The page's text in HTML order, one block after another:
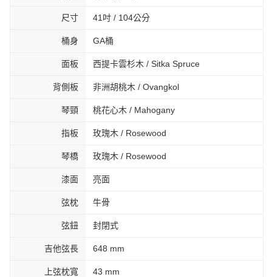
尺寸 41吋 / 104公分
桶身 GA桶
面板 西提卡雲杉木 / Sitka Spruce
背側板 非洲胡桃木 / Ovangkol
琴頸 桃花心木 / Mahogany
指板 玫瑰木 / Rosewood
琴橋 玫瑰木 / Rosewood
漆面 亮面
弦枕 牛骨
弦鈕 封閉式
吉他弦長 648 mm
上弦枕寬 43 mm